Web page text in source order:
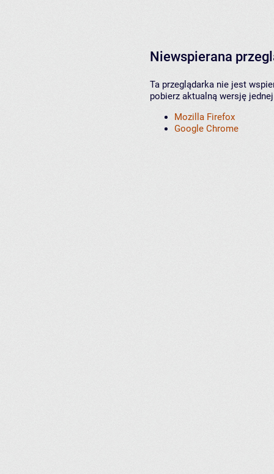
Niewspierana
Ta przeglądarka nie jest
pobierz aktualną wersję
Mozilla Firefox
Google Chrome